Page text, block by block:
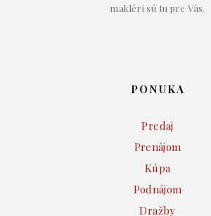
makléri sú tu pre Vás.
PONUKA
Predaj
Prenájom
Kúpa
Podnájom
Dražby